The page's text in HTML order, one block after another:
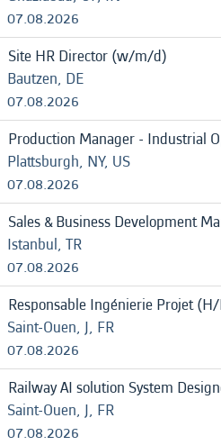
07.08.2026
Site HR Director (w/m/d)
Bautzen, DE
07.08.2026
Production Manager - Industrial
Plattsburgh, NY, US
07.08.2026
Sales & Business Development
Istanbul, TR
07.08.2026
Responsable Ingénierie Projet
Saint-Ouen, J, FR
07.08.2026
Railway AI solution System
Saint-Ouen, J, FR
07.08.2026